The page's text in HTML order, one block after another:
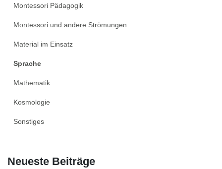
Montessori Pädagogik
Montessori und andere Strömungen
Material im Einsatz
Sprache
Mathematik
Kosmologie
Sonstiges
Neueste Beiträge